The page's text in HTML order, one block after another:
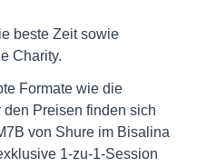
beste Zeit sowie
Charity.
Formate wie die
Preisen finden sich
von Shure im Bisalina
1-zu-1-Session